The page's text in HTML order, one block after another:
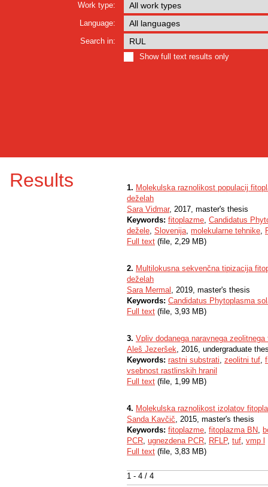
Work type:
Language:
Search in:
Show full text results only
Results
1 - 4 / 4
1. Molekulska raznolikost populacij
deželah
Sara Vidmar, 2017, master's thesis
Keywords: fitoplazme, Candidatus
dežele, Slovenija, molekularne tehnike,
Full text (file, 2,29 MB)
2. Multilokusna sekvenčna tipizacija
deželah
Sara Mermal , 2019, master's thesis
Keywords: Candidatus Phytoplasma
Full text (file, 3,93 MB)
3. Vpliv dodanega naravnega
Aleš Jezeršek, 2016, undergraduate
Keywords: rastni substrati, zeolitni tuf,
vsebnost rastlinskih hranil
Full text (file, 1,99 MB)
4. Molekulska raznolikost izolatov
Sanda Kavčič, 2015, master's thesis
Keywords: fitoplazme, fitoplazma BN,
PCR, ugnezdena PCR, RFLP, tuf, vmp l
Full text (file, 3,83 MB)